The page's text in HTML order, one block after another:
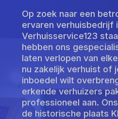
Op zoek naar een
ervaren verhuisbedrijf
Verhuisservice123
hebben ons
laten verlopen van
nu zakelijk verhuist of
inboedel wilt
erkende verhuizers
professioneel aan.
de historische plaats